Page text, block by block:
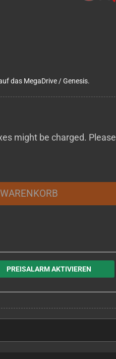
das MegaDrive / Genesis.
might be charged. Please
PREISALARM AKTIVIEREN